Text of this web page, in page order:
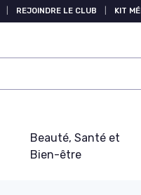
REJOINDRE LE CLUB KIT
Beauté, Santé et
Bien-être